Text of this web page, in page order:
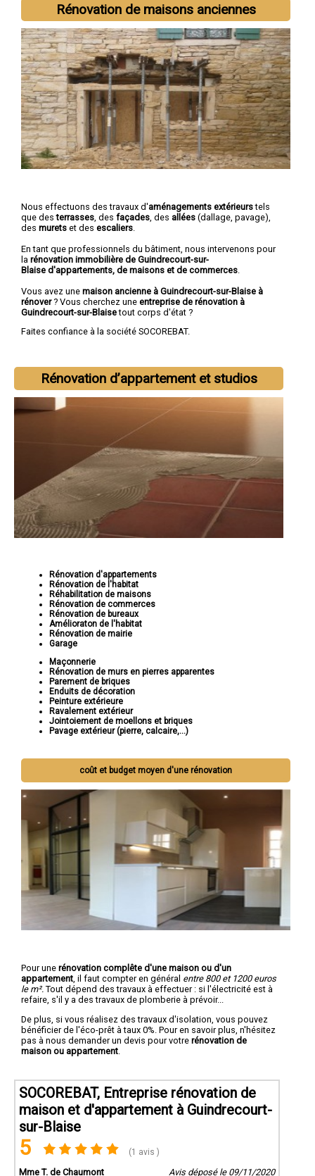
Rénovation de maisons anciennes
Nous effectuons des travaux d'aménagements extérieurstels
que desterrasses , des façades , des allées (dallage, pavage),
des murets et des escaliers
En tant que professionnels du bâtiment, nous intervenons pour
la rénovation immobilière de Guindrecourt-sur-
Blaise d'appartements, de maisons et de commerces
Vous avez une maison ancienne à Guindrecourt-sur-Blaise à
rénover? Vous cherchez une entreprise de rénovation à
Guindrecourt-sur-Blaisetout corps d'état ?
Faites confiance à la société SOCOREBAT.
Rénovation d’appartement et studios
Rénovation d'appartements
Rénovation de l'habitat
Réhabilitation de maisons
Rénovation de commerces
Rénovation de bureaux
Amélioraton de l'habitat
Rénovation de mairie
Garage
Maçonnerie
Rénovation de murs en pierres apparentes
Parement de briques
Enduits de décoration
Peinture extérieure
Ravalement extérieur
Jointoiement de moellons et briques
Pavage extérieur (pierre, calcaire,...)
coût et budget moyen d'une rénovation
Pour une rénovation complête d'une maison ou d'un
appartement , il faut compter en général entre 800 et 1200 euros
le m². Tout dépend des travaux à effectuer : si l'électricité est à
refaire, s'il y a des travaux de plomberie à prévoir...
De plus, si vous réalisez des travaux d'isolation, vous pouvez
bénéficier de l'éco-prêt à taux 0%. Pour en savoir plus, n'hésitez
pas à nous demander un devis pour votre rénovation de
maison ou appartement
SOCOREBAT, Entreprise rénovation de
maison et d'appartement à Guindrecourt-
sur-Blaise
5 (1 avis )
Mme T. de Chaumont Avis déposé le 09/11/2020